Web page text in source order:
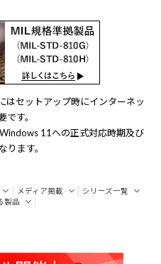
セットアップ時にインターネッ
す。
11への正式対応時期及び
ります。
メディア掲載
シリーズ一覧
製品